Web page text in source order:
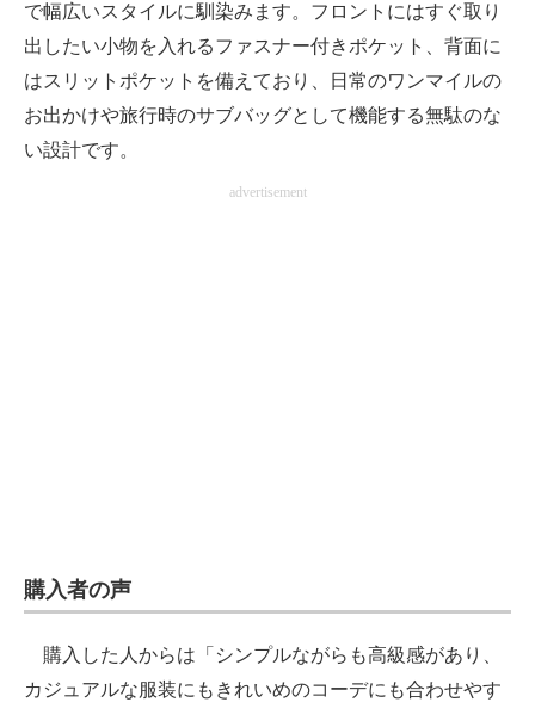
で幅広いスタイルに馴染みます。フロントにはすぐ取り
出したい小物を入れるファスナー付きポケット、背面に
はスリットポケットを備えており、日常のワンマイルの
お出かけや旅行時のサブバッグとして機能する無駄のな
い設計です。
advertisement
購入者の声
購入した人からは「シンプルながらも高級感があり、
カジュアルな服装にもきれいめのコーデにも合わせやす